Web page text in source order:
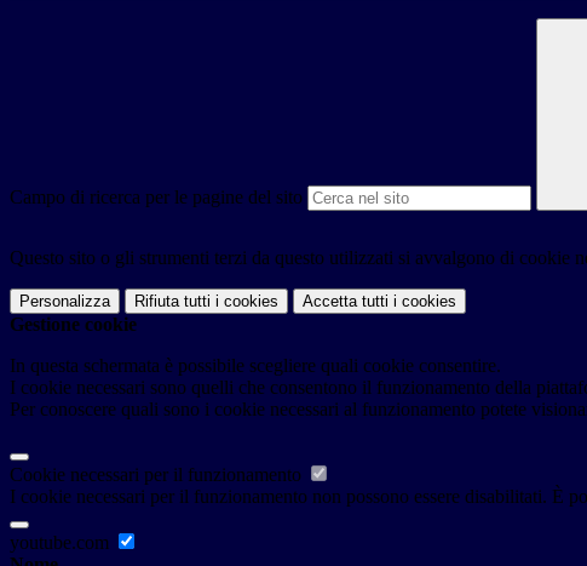
Campo di ricerca per le pagine del sito
Questo sito o gli strumenti terzi da questo utilizzati si avvalgono di cookie
Personalizza Rifiuta tutti i cookies Accetta tutti i cookies
Gestione cookie
In questa schermata è possibile scegliere quali cookie consentire.
I cookie necessari sono quelli che consentono il funzionamento della
Per conoscere quali sono i cookie necessari al funzionamento potete
Cookie necessari per il funzionamento
I cookie necessari per il funzionamento non possono essere disabilitati. È
youtube.com